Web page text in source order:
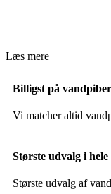
Læs mere
Billigst på vandpiber
Vi matcher altid
Største udvalg i hele
Største udvalg af